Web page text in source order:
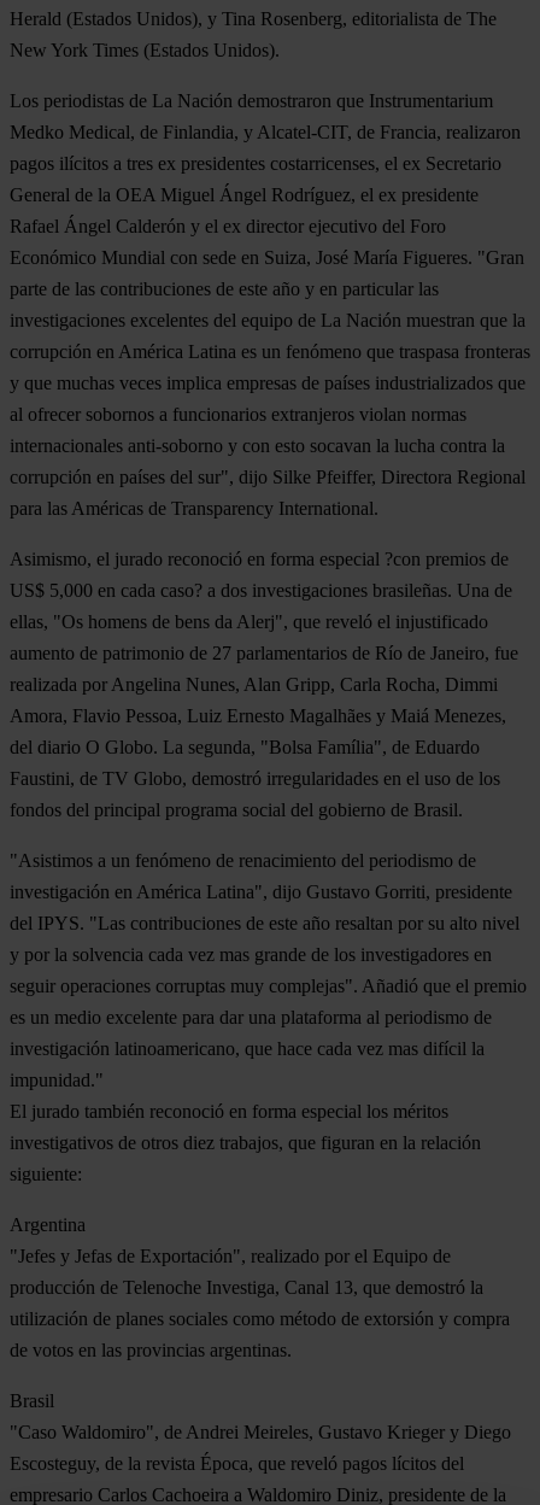
Herald (Estados Unidos), y Tina Rosenberg, editorialista de The
New York Times (Estados Unidos).
Los periodistas de La Nación demostraron que Instrumentarium
Medko Medical, de Finlandia, y Alcatel-CIT, de Francia, realizaron
pagos ilícitos a tres ex presidentes costarricenses, el ex Secretario
General de la OEA Miguel Ángel Rodríguez, el ex presidente
Rafael Ángel Calderón y el ex director ejecutivo del Foro
Económico Mundial con sede en Suiza, José María Figueres. "Gran
parte de las contribuciones de este año y en particular las
investigaciones excelentes del equipo de La Nación muestran que la
corrupción en América Latina es un fenómeno que traspasa fronteras
y que muchas veces implica empresas de países industrializados que
al ofrecer sobornos a funcionarios extranjeros violan normas
internacionales anti-soborno y con esto socavan la lucha contra la
corrupción en países del sur", dijo Silke Pfeiffer, Directora Regional
para las Américas de Transparency International.
Asimismo, el jurado reconoció en forma especial ?con premios de
US$ 5,000 en cada caso? a dos investigaciones brasileñas. Una de
ellas, "Os homens de bens da Alerj", que reveló el injustificado
aumento de patrimonio de 27 parlamentarios de Río de Janeiro, fue
realizada por Angelina Nunes, Alan Gripp, Carla Rocha, Dimmi
Amora, Flavio Pessoa, Luiz Ernesto Magalhães y Maiá Menezes,
del diario O Globo. La segunda, "Bolsa Família", de Eduardo
Faustini, de TV Globo, demostró irregularidades en el uso de los
fondos del principal programa social del gobierno de Brasil.
"Asistimos a un fenómeno de renacimiento del periodismo de
investigación en América Latina", dijo Gustavo Gorriti, presidente
del IPYS. "Las contribuciones de este año resaltan por su alto nivel
y por la solvencia cada vez mas grande de los investigadores en
seguir operaciones corruptas muy complejas". Añadió que el premio
es un medio excelente para dar una plataforma al periodismo de
investigación latinoamericano, que hace cada vez mas difícil la
impunidad."
El jurado también reconoció en forma especial los méritos
investigativos de otros diez trabajos, que figuran en la relación
siguiente:
Argentina
"Jefes y Jefas de Exportación", realizado por el Equipo de
producción de Telenoche Investiga, Canal 13, que demostró la
utilización de planes sociales como método de extorsión y compra
de votos en las provincias argentinas.
Brasil
"Caso Waldomiro", de Andrei Meireles, Gustavo Krieger y Diego
Escosteguy, de la revista Época, que reveló pagos lícitos del
empresario Carlos Cachoeira a Waldomiro Diniz, presidente de la